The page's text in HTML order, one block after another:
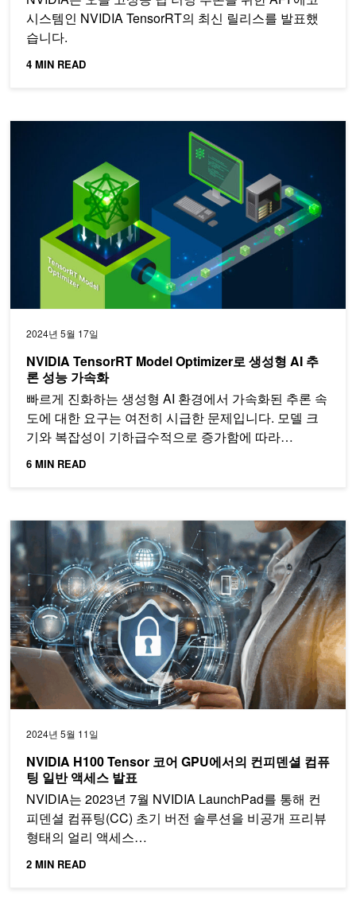
시스템인 NVIDIA TensorRT의 최신 릴리스를 발표했
습니다.
4 MIN READ
2024년 5월 17일
NVIDIA TensorRT Model Optimizer로 생성형 AI 추
론 성능 가속화
빠르게 진화하는 생성형 AI 환경에서 가속화된 추론 속
도에 대한 요구는 여전히 시급한 문제입니다. 모델 크
기와 복잡성이 기하급수적으로 증가함에 따라…
6 MIN READ
NVIDIA TensorRT Model Optimizer로 생성형 AI 추론 성능 가속화
2024년 5월 11일
NVIDIA H100 Tensor 코어 GPU에서의 컨피덴셜 컴퓨
팅 일반 액세스 발표
NVIDIA는 2023년 7월 NVIDIA LaunchPad를 통해 컨
피덴셜 컴퓨팅(CC) 초기 버전 솔루션을 비공개 프리뷰
형태의 얼리 액세스…
2 MIN READ
NVIDIA H100 Tensor 코어 GPU에서의 컨피덴셜 컴퓨팅 일반 액